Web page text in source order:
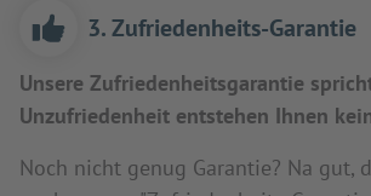
3. Zufriedenheits-Garantie
Unsere Zufriedenheitsgarantie
Unzufriedenheit entstehen Ihnen
Noch nicht genug Garantie? Na gut,